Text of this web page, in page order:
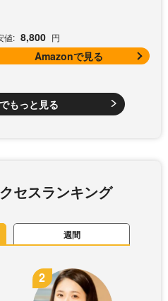
値: 8,800 円
Amazonで見る
もっと見る
セスランキング
週間